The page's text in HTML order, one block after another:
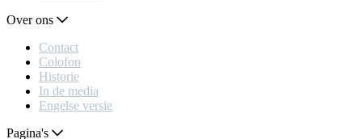
Over ons
Contact
Colofon
Historie
In de media
Engelse versie
Pagina's